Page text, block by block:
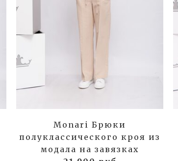
Monari Брюки
полуклассического кроя из
модала на завязках